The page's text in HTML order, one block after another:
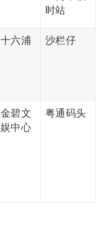
时站
十六浦 沙栏仔
金碧文
娱中心
粤通码头